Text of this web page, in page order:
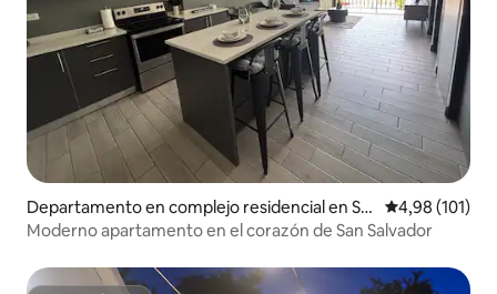
Departamento en complejo residencial en Sa
n Salvador
Calificación
4,98 (101)
Moderno apartamento en el corazón de San Salvador